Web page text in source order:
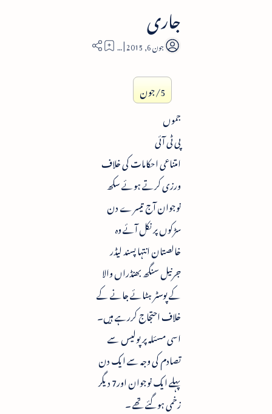
جاری
4
5/جون
جموں
پی ٹی آئی
امتناعی احکامات کی خلاف
ورزی کرتے ہوئے سکھ
نوجوان آج تیسرے دن
سڑکوں پر نکل آئے وہ
خالصتان انتہا پسند لیڈر
جرنیل سنگھ بھنڈراں والا
کے پوسٹر ہٹائے جانے کے
خلاف احتجاج کررہے ہیں۔
اسی مسئلہ پرپولیس سے
تصادم کی وجہ سے ایک دن
پہلے ایک نوجوان اور7 دیگر
زخمی ہوگئے تھے ۔